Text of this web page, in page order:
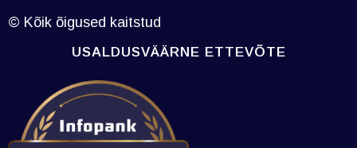
© Kõik õigused kaitstud
USALDUSVÄÄRNE ETTEVÕTE